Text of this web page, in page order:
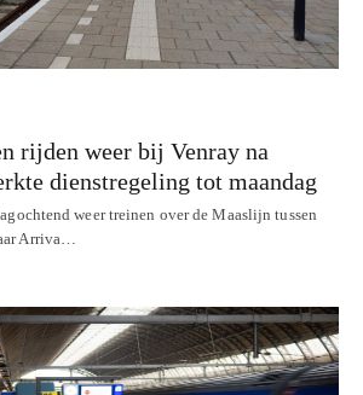
rijden weer bij Venray na
dienstregeling tot maandag
weer treinen over de Maaslijn tussen
Arriva…